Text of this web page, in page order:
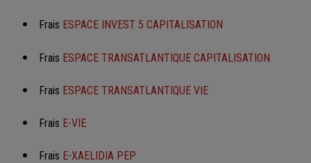
Frais ESPACE INVEST 5 CAPITALISATION
Frais ESPACE TRANSATLANTIQUE CAPITALISATION
Frais ESPACE TRANSATLANTIQUE VIE
Frais E-VIE
Frais E-XAELIDIA PEP